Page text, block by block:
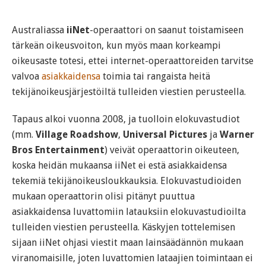
Australiassa iiNet-operaattori on saanut toistamiseen
tärkeän oikeusvoiton, kun myös maan korkeampi
oikeusaste totesi, ettei internet-operaattoreiden tarvitse
valvoa asiakkaidensa toimia tai rangaista heitä
tekijänoikeusjärjestöiltä tulleiden viestien perusteella.
Tapaus alkoi vuonna 2008, ja tuolloin elokuvastudiot
(mm. Village Roadshow, Universal Pictures ja Warner
Bros Entertainment) veivät operaattorin oikeuteen,
koska heidän mukaansa iiNet ei estä asiakkaidensa
tekemiä tekijänoikeusloukkauksia. Elokuvastudioiden
mukaan operaattorin olisi pitänyt puuttua
asiakkaidensa luvattomiin latauksiin elokuvastudioilta
tulleiden viestien perusteella. Käskyjen tottelemisen
sijaan iiNet ohjasi viestit maan lainsäädännön mukaan
viranomaisille, joten luvattomien lataajien toimintaan ei